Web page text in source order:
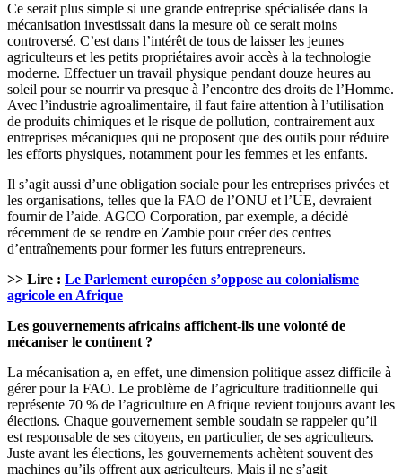
Ce serait plus simple si une grande entreprise spécialisée dans la
mécanisation investissait dans la mesure où ce serait moins
controversé. C’est dans l’intérêt de tous de laisser les jeunes
agriculteurs et les petits propriétaires avoir accès à la technologie
moderne. Effectuer un travail physique pendant douze heures au
soleil pour se nourrir va presque à l’encontre des droits de l’Homme.
Avec l’industrie agroalimentaire, il faut faire attention à l’utilisation
de produits chimiques et le risque de pollution, contrairement aux
entreprises mécaniques qui ne proposent que des outils pour réduire
les efforts physiques, notamment pour les femmes et les enfants.
Il s’agit aussi d’une obligation sociale pour les entreprises privées et
les organisations, telles que la FAO de l’ONU et l’UE, devraient
fournir de l’aide. AGCO Corporation, par exemple, a décidé
récemment de se rendre en Zambie pour créer des centres
d’entraînements pour former les futurs entrepreneurs.
>> Lire : Le Parlement européen s’oppose au colonialisme
agricole en Afrique
Les gouvernements africains affichent-ils une volonté de
mécaniser le continent ?
La mécanisation a, en effet, une dimension politique assez difficile à
gérer pour la FAO. Le problème de l’agriculture traditionnelle qui
représente 70 % de l’agriculture en Afrique revient toujours avant les
élections. Chaque gouvernement semble soudain se rappeler qu’il
est responsable de ses citoyens, en particulier, de ses agriculteurs.
Juste avant les élections, les gouvernements achètent souvent des
machines qu’ils offrent aux agriculteurs. Mais il ne s’agit